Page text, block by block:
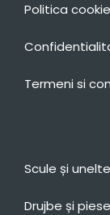
Politica
Termeni si
Scule și
Drujbe și